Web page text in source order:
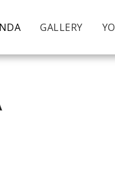
GALLERY